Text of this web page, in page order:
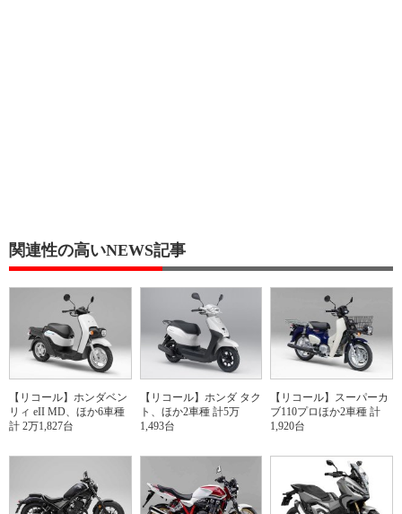
関連性の高いNEWS記事
【リコール】ホンダベン
リィ eII MD、ほか6車種
計 2万1,827台
【リコール】ホンダ タク
ト、ほか2車種 計5万
1,493台
【リコール】スーパーカ
ブ110プロほか2車種 計
1,920台